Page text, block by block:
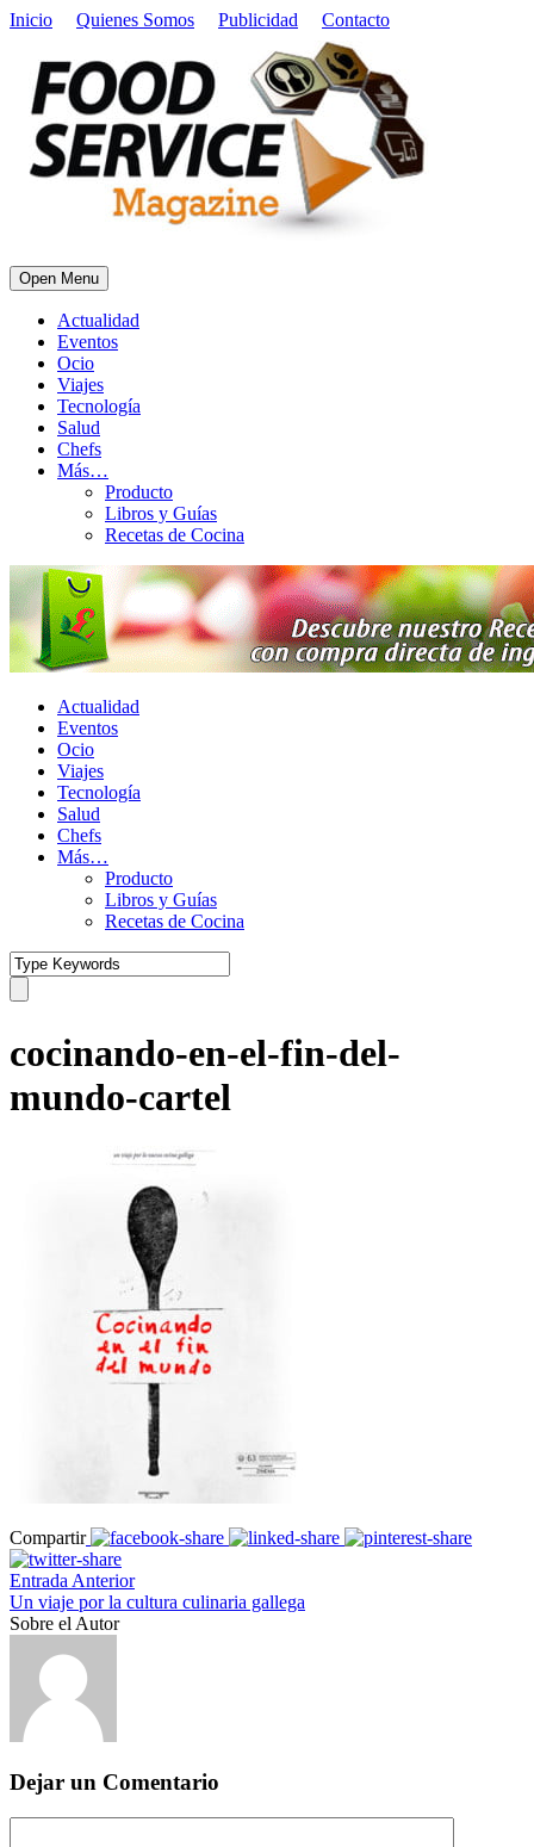
Inicio Quienes Somos Publicidad Contacto
Open Menu
Actualidad
Eventos
Ocio
Viajes
Tecnología
Salud
Chefs
Más…
Producto
Libros y Guías
Recetas de Cocina
Actualidad
Eventos
Ocio
Viajes
Tecnología
Salud
Chefs
Más…
Producto
Libros y Guías
Recetas de Cocina
cocinando-en-el-fin-del-
mundo-cartel
Compartir
Entrada Anterior
Un viaje por la cultura culinaria gallega
Sobre el Autor
Dejar un Comentario